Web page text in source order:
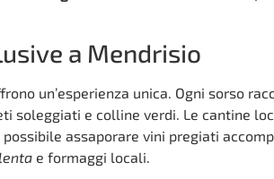
a Mendrisio
un’esperienza unica. Ogni sorso
soleggiati e colline verdi. Le cantine
assaporare vini pregiati
e formaggi locali.